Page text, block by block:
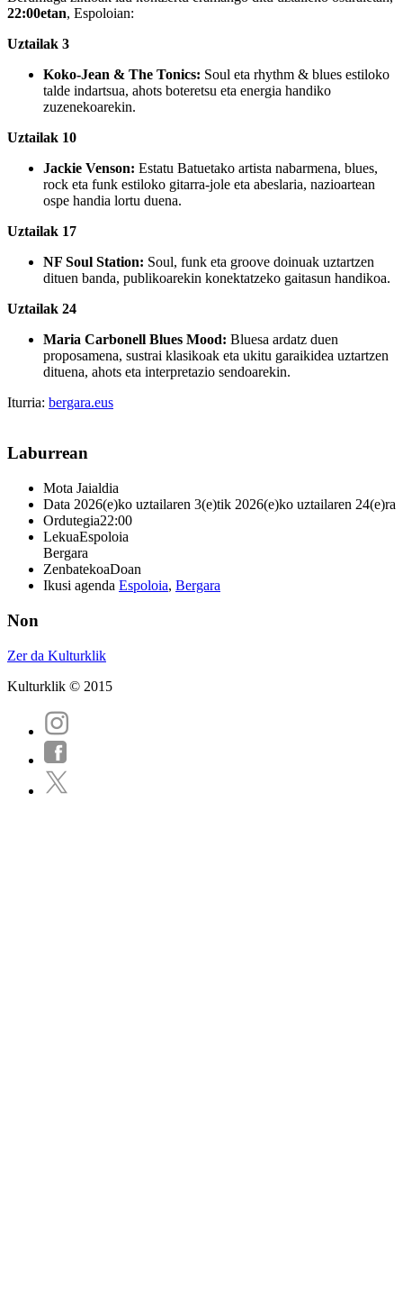
22:00etan, Espoloian:
Uztailak 3
Koko-Jean & The Tonics: Soul eta rhythm & blues estiloko
talde indartsua, ahots boteretsu eta energia handiko
zuzenekoarekin.
Uztailak 10
Jackie Venson: Estatu Batuetako artista nabarmena, blues,
rock eta funk estiloko gitarra-jole eta abeslaria, nazioartean
ospe handia lortu duena.
Uztailak 17
NF Soul Station: Soul, funk eta groove doinuak uztartzen
dituen banda, publikoarekin konektatzeko gaitasun handikoa.
Uztailak 24
Maria Carbonell Blues Mood: Bluesa ardatz duen
proposamena, sustrai klasikoak eta ukitu garaikidea uztartzen
dituena, ahots eta interpretazio sendoarekin.
Iturria: bergara.eus
Laburrean
Mota Jaialdia
Data 2026(e)ko uztailaren 3(e)tik 2026(e)ko uztailaren 24(e)ra
Ordutegia22:00
LekuaEspoloia
Bergara
ZenbatekoaDoan
Ikusi agenda Espoloia, Bergara
Non
Zer da Kulturklik
Kulturklik © 2015